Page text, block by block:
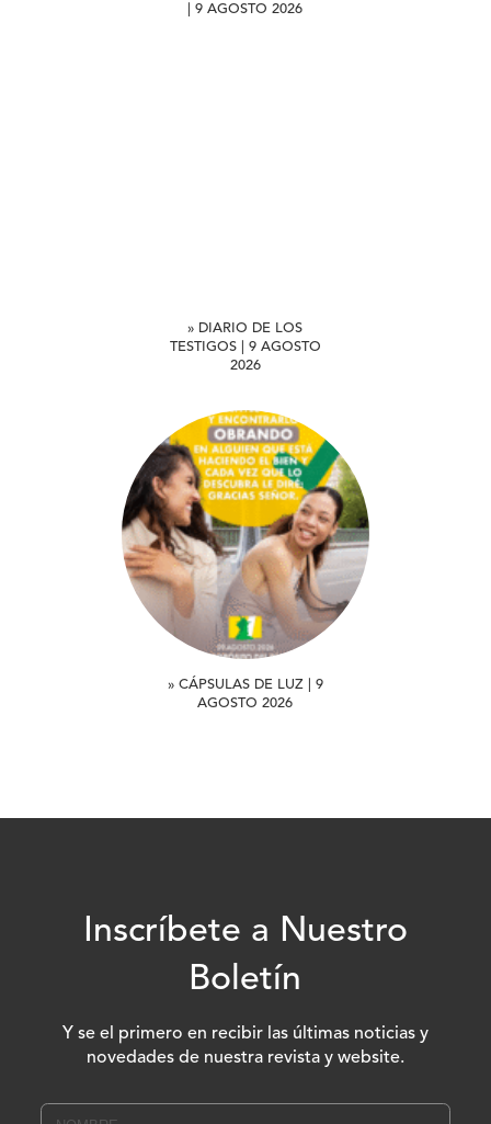
| 9 AGOSTO 2026
» DIARIO DE LOS
TESTIGOS | 9 AGOSTO
2026
» CÁPSULAS DE LUZ | 9
AGOSTO 2026
Inscríbete a Nuestro
Boletín
Y se el primero en recibir las últimas noticias y
novedades de nuestra revista y website.